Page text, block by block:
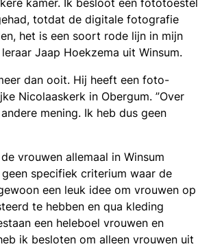
totdat de digitale fotografie
het is een soort rode lijn in mijn
Jaap Hoekzema uit Winsum.
dan ooit. Hij heeft een foto-
Nicolaaskerk in Obergum. ”Over
mening. Ik heb dus geen
vrouwen allemaal in Winsum
specifiek criterium waar de
een leuk idee om vrouwen op
te hebben en qua kleding
een heleboel vrouwen en
ik besloten om alleen vrouwen uit